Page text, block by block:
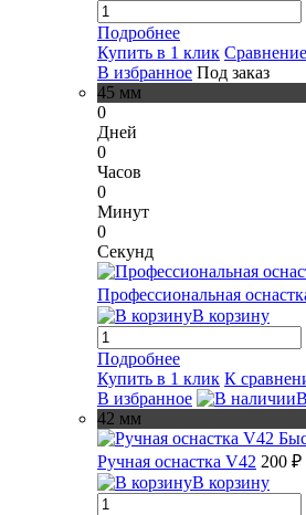
Подробнее
Купить в 1 клик Сравнение
В избранное Под заказ
45 мм
0
Дней
0
Часов
0
Минут
0
Секунд
Профессиональная
В корзину
Подробнее
Купить в 1 клик К
В избранное
42 мм
Ручная оснастка V42 200 ₽
В корзину